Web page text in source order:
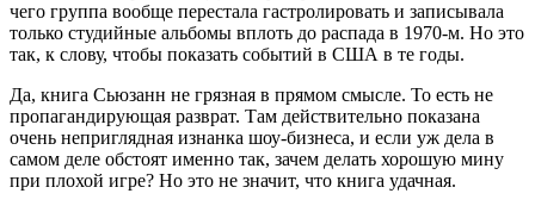
чего группа вообще перестала гастролировать и записывала
только студийные альбомы вплоть до распада в 1970-м. Но это
так, к слову, чтобы показать событий в США в те годы.
Да, книга Сьюзанн не грязная в прямом смысле. То есть не
пропагандирующая разврат. Там действительно показана
очень неприглядная изнанка шоу-бизнеса, и если уж дела в
самом деле обстоят именно так, зачем делать хорошую мину
при плохой игре? Но это не значит, что книга удачная.